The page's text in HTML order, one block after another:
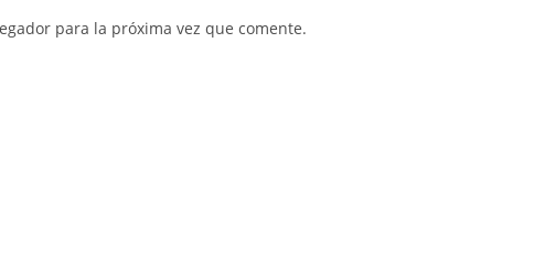
para la próxima vez que comente.